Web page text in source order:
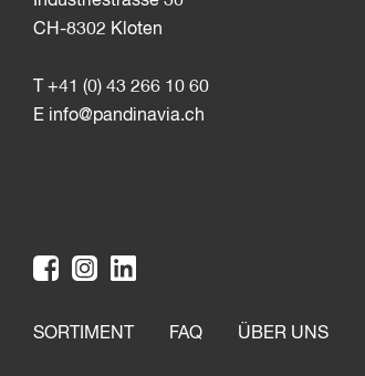
CH-8302 Kloten
T +41 (0) 43 266 10 60
E info@pandinavia.ch
SORTIMENT FAQ ÜBER UNS